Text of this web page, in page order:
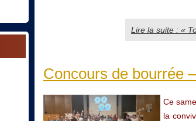
Lire la suite : «
Concours de bourrée
Ce
la